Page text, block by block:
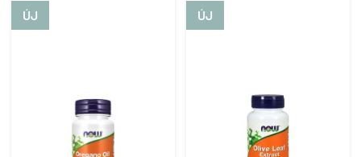
ÚJ ÚJ